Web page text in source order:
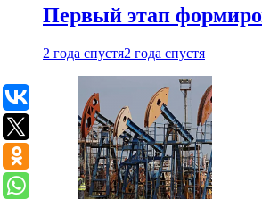
Первый этап
2 года спустя2 года спустя